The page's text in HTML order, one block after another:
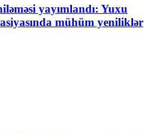
yayımlandı: Yuxu
mühüm yeniliklər